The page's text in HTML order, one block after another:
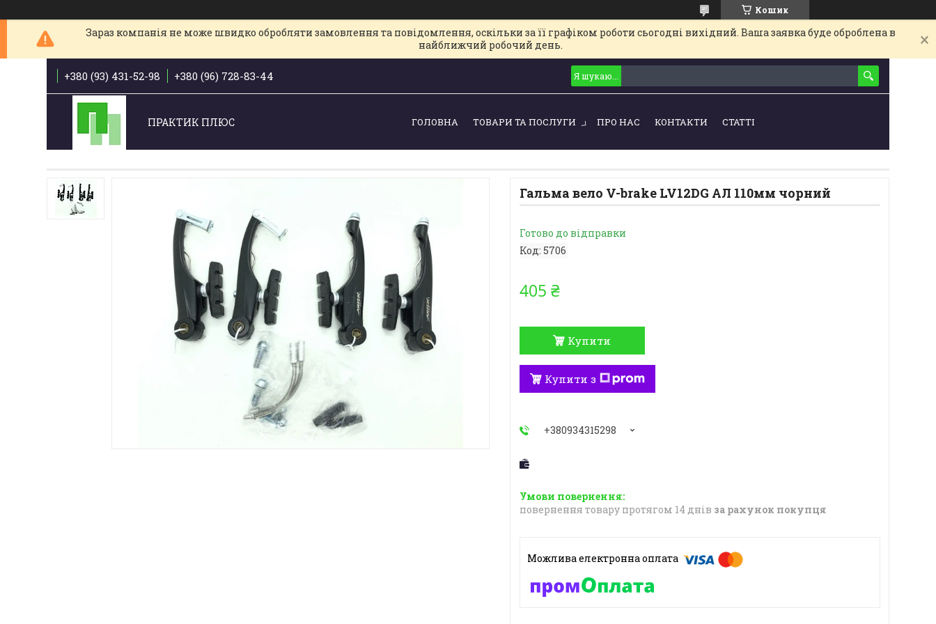
Кошик
Зараз компанія не може швидко обробляти замовлення та повідомлення, оскільки за її графіком роботи сьогодні вихідний. Ваша заявка буде оброблена в
найближчий робочий день.
+380 (93) 431-52-98 +380 (96) 728-83-44
ПРАКТИК ПЛЮС ГОЛОВНА ТОВАРИ ТА ПОСЛУГИ ПРО НАС КОНТАКТИ СТАТТІ
Гальма вело V-brake LV12DG АЛ 110мм чорний
Готово до відправки
Код: 5706
405 ₴
Купити
Купити з
+380934315298
повернення товару протягом 14 днів за рахунок покупця